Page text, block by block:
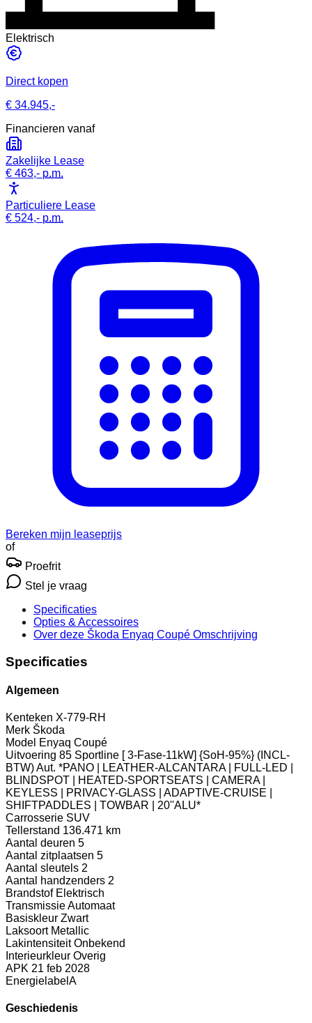
Elektrisch
Direct kopen
€ 34.945,-
Financieren vanaf
Zakelijke Lease
€ 463,- p.m.
Particuliere Lease
€ 524,- p.m.
Bereken mijn leaseprijs
of
Proefrit
Stel je vraag
Specificaties
Opties & Accessoires
Over deze Škoda Enyaq Coupé Omschrijving
Specificaties
Algemeen
Kenteken X-779-RH
Merk Škoda
Model Enyaq Coupé
Uitvoering 85 Sportline [ 3-Fase-11kW] {SoH-95%} (INCL-
BTW) Aut. *PANO | LEATHER-ALCANTARA | FULL-LED |
BLINDSPOT | HEATED-SPORTSEATS | CAMERA |
KEYLESS | PRIVACY-GLASS | ADAPTIVE-CRUISE |
SHIFTPADDLES | TOWBAR | 20''ALU*
Carrosserie SUV
Tellerstand 136.471 km
Aantal deuren 5
Aantal zitplaatsen 5
Aantal sleutels 2
Aantal handzenders 2
Brandstof Elektrisch
TransmissieAutomaat
Basiskleur Zwart
Laksoort Metallic
Lakintensiteit Onbekend
Interieurkleur Overig
APK 21 feb 2028
Energielabel A
Geschiedenis